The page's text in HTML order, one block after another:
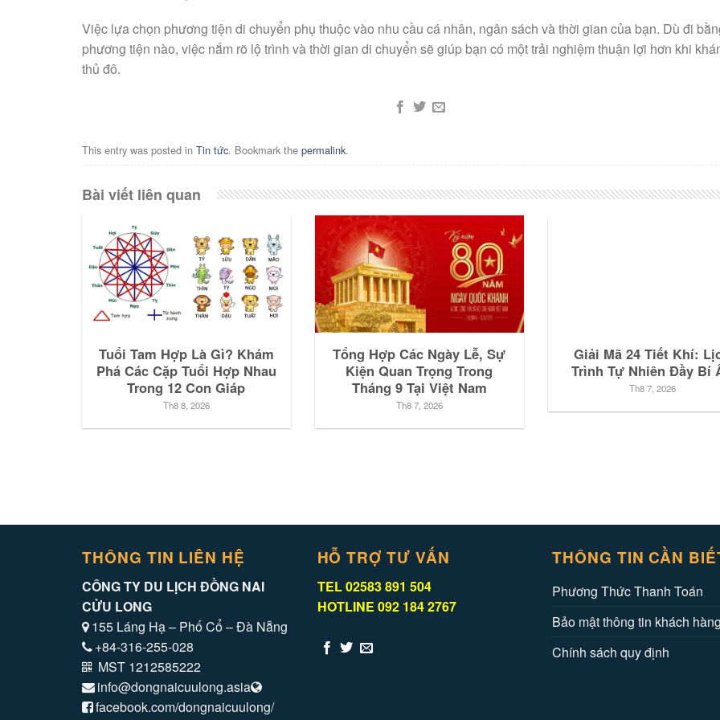
Việc lựa chọn phương tiện di chuyển phụ thuộc vào nhu cầu cá nhân, ngân sách và thời gian của bạn. Dù đi
phương tiện nào, việc nắm rõ lộ trình và thời gian di chuyển sẽ giúp bạn có một trải nghiệm thuận lợi hơn khi
thủ đô.
This entry was posted in Tin tức. Bookmark the permalink.
Bài viết liên quan
Tuổi Tam Hợp Là Gì? Khám
Phá Các Cặp Tuổi Hợp Nhau
Trong 12 Con Giáp
Th8 8, 2026
Tổng Hợp Các Ngày Lễ, Sự
Kiện Quan Trọng Trong
Tháng 9 Tại Việt Nam
Th8 7, 2026
Giải Mã 24 Tiết Khí:
Trình Tự Nhiên Đầy Bí
Th8 7, 2026
THÔNG TIN LIÊN HỆ
CÔNG TY DU LỊCH ĐỒNG NAI
CỬU LONG
155 Láng Hạ – Phố Cổ – Đà Nẵng
+84-316-255-028
MST 1212585222
info@dongnaicuulong.asia
facebook.com/dongnaicuulong/
HỖ TRỢ TƯ VẤN
TEL 02583 891 504
HOTLINE 092 184 2767
THÔNG TIN CẦN
Phương Thức Thanh Toán
Bảo mật thông tin khách hàng
Chính sách quy định